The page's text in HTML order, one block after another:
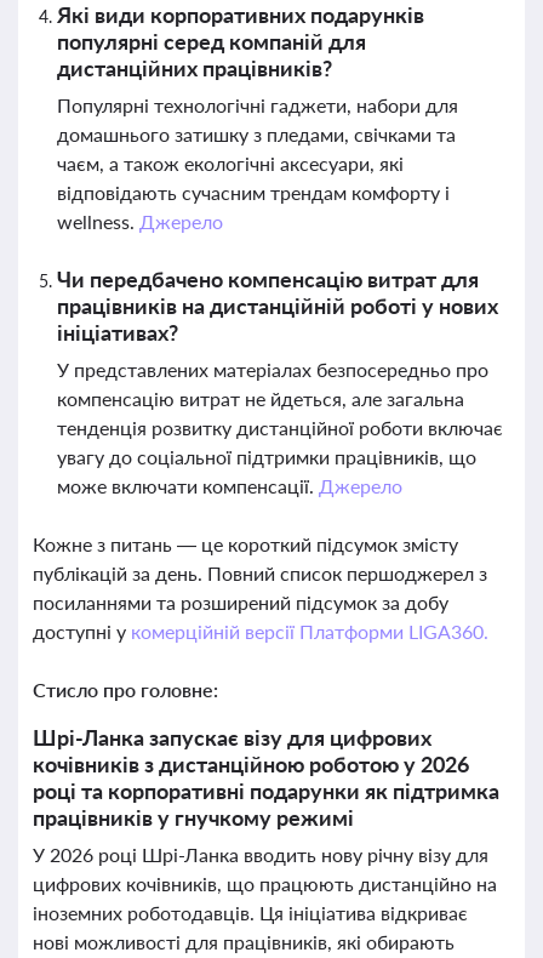
Які види корпоративних подарунків
популярні серед компаній для
дистанційних працівників?
Популярні технологічні гаджети, набори для
домашнього затишку з пледами, свічками та
чаєм, а також екологічні аксесуари, які
відповідають сучасним трендам комфорту і
wellness. Джерело
Чи передбачено компенсацію витрат для
працівників на дистанційній роботі у нових
ініціативах?
У представлених матеріалах безпосередньо про
компенсацію витрат не йдеться, але загальна
тенденція розвитку дистанційної роботи включає
увагу до соціальної підтримки працівників, що
може включати компенсації. Джерело
Кожне з питань — це короткий підсумок змісту
публікацій за день. Повний список першоджерел з
посиланнями та розширений підсумок за добу
доступні у комерційній версії Платформи LIGA360.
Стисло про головне:
Шрі-Ланка запускає візу для цифрових
кочівників з дистанційною роботою у 2026
році та корпоративні подарунки як підтримка
працівників у гнучкому режимі
У 2026 році Шрі-Ланка вводить нову річну візу для
цифрових кочівників, що працюють дистанційно на
іноземних роботодавців. Ця ініціатива відкриває
нові можливості для працівників, які обирають